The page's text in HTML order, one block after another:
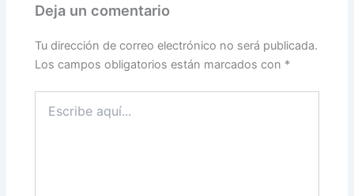
Deja un comentario
Tu dirección de correo electrónico no será publicada.
Los campos obligatorios están marcados con *
aquí...